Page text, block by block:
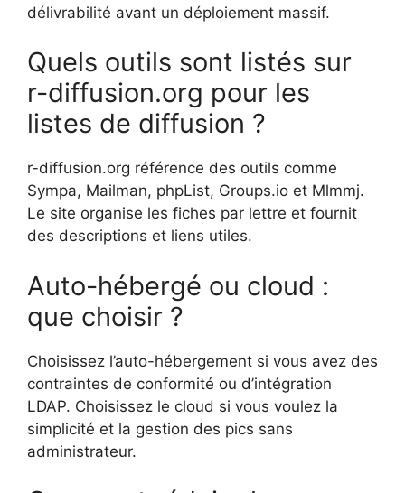
délivrabilité avant un déploiement massif.
Quels outils sont listés sur
r-diffusion.org pour les
listes de diffusion ?
r-diffusion.org référence des outils comme
Sympa, Mailman, phpList, Groups.io et Mlmmj.
Le site organise les fiches par lettre et fournit
des descriptions et liens utiles.
Auto-hébergé ou cloud :
que choisir ?
Choisissez l’auto-hébergement si vous avez des
contraintes de conformité ou d’intégration
LDAP. Choisissez le cloud si vous voulez la
simplicité et la gestion des pics sans
administrateur.